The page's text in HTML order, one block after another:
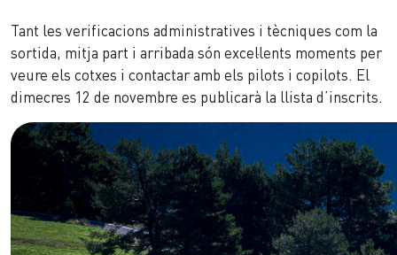
Tant les verificacions administratives i tècniques com la
sortida, mitja part i arribada són excel·lents moments per
veure els cotxes i contactar amb els pilots i copilots. El
dimecres 12 de novembre es publicarà la llista d’inscrits.